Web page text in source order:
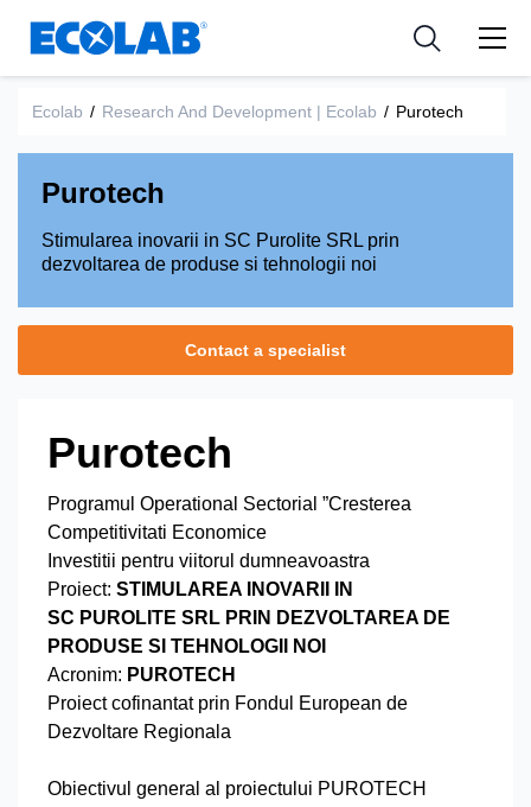
Resources
Applications
Medical Devices and Diagnostics
Nutraceuticals
News & Events
Tools
Purotech
/
Research And Development | Ecolab
/
Ecolab
Purotech
Stimularea inovarii in SC Purolite SRL prin
dezvoltarea de produse si tehnologii noi
Contact a specialist
Purotech
Programul Operational Sectorial ”Cresterea
Competitivitati Economice
Investitii pentru viitorul dumneavoastra
Proiect: STIMULAREA INOVARII IN
SC PUROLITE SRL PRIN DEZVOLTAREA DE
PRODUSE SI TEHNOLOGII NOI
Acronim: PUROTECH
Proiect cofinantat prin Fondul European de
Dezvoltare Regionala
Obiectivul general al proiectului PUROTECH